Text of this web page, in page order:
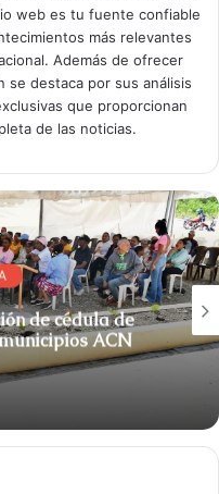
web es tu fuente confiable
más relevantes
Además de ofrecer
se destaca por sus análisis
que proporcionan
de las noticias.
de cédula de
identidad en algunos municipios ACN